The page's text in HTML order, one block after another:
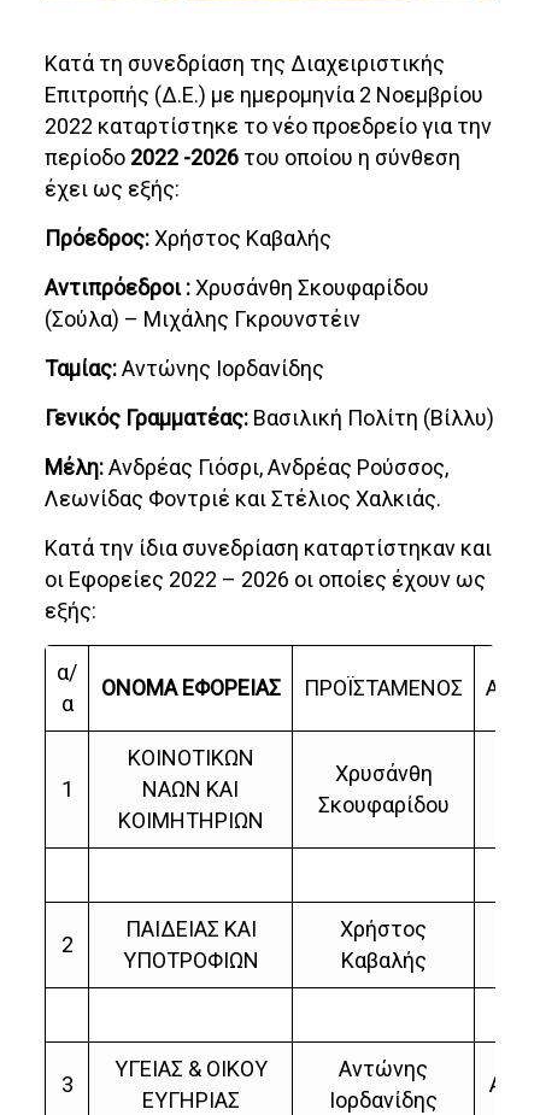
Κατά τη συνεδρίαση της Διαχειριστικής
Επιτροπής (Δ.Ε.) με ημερομηνία 2 Νοεμβρίου
2022 καταρτίστηκε το νέο προεδρείο για την
περίοδο 2022 -2026 του οποίου η σύνθεση
έχει ως εξής:
Πρόεδρος:Χρήστος Καβαλής
Αντιπρόεδροι :Χρυσάνθη Σκουφαρίδου
(Σούλα) – Μιχάλης Γκρουνστέιν
Ταμίας:Αντώνης Ιορδανίδης
Γενικός Γραμματέας: Βασιλική Πολίτη (Βίλλυ)
Μέλη:Ανδρέας Γιόσρι, Ανδρέας Ρούσσος,
Λεωνίδας Φοντριέ και Στέλιος Χαλκιάς.
Κατά την ίδια συνεδρίαση καταρτίστηκαν και
οι Εφορείες 2022 – 2026 οι οποίες έχουν ως
εξής:
α/
α
ΟΝΟΜΑ ΕΦΟΡΕΙΑΣ ΠΡΟΪΣΤΑΜΕΝΟΣ
1
ΚΟΙΝΟΤΙΚΩΝ
ΝΑΩΝ ΚΑΙ
ΚΟΙΜΗΤΗΡΙΩΝ
Χρυσάνθη
Σκουφαρίδου
2
ΠΑΙΔΕΙΑΣ ΚΑΙ
ΥΠΟΤΡΟΦΙΩΝ
Χρήστος
Καβαλής
3
ΥΓΕΙΑΣ & ΟΙΚΟΥ
ΕΥΓΗΡΙΑΣ
Αντώνης
Ιορδανίδης